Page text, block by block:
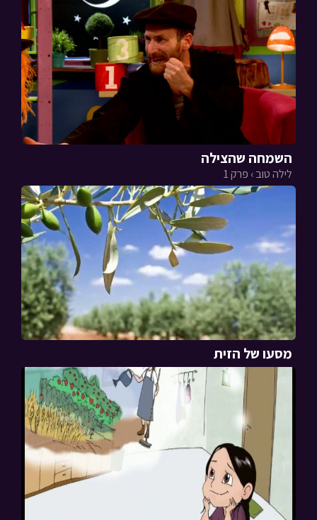
השמחה שהצילה
לילה טוב › פרק 1
מסעו של הזית